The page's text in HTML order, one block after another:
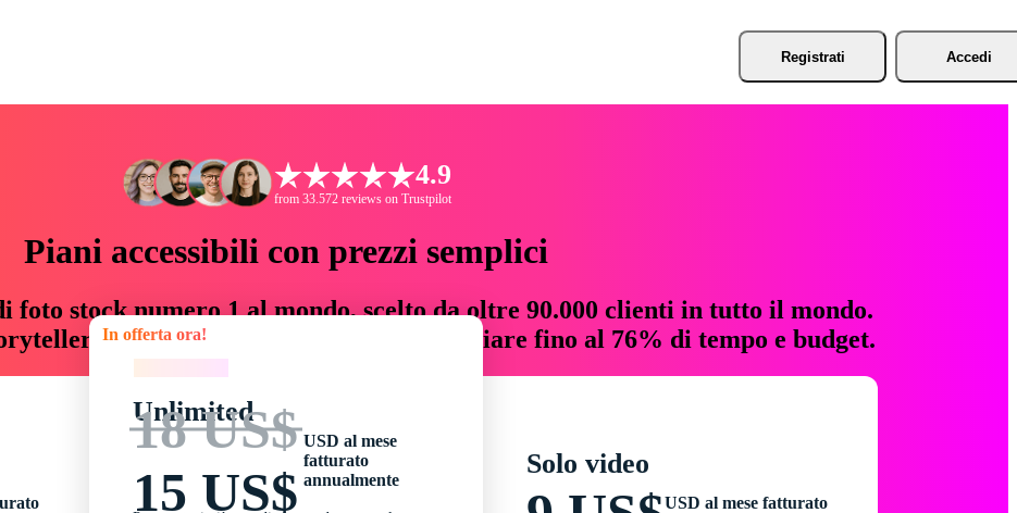
Registrati Accedi
4.9
from 33.572 reviews on Trustpilot
Piani accessibili con prezzi semplici
foto stock numero 1 al mondo, scelto da oltre 90.000 clienti in tutto il mondo.
risorse creative che fanno risparmiare fino al 76% di tempo e budget.
In offerta ora!
Unlimited
18 US$
15 US$
USD al mese
fatturato
annualmente
Solo video
USD al mese fatturato